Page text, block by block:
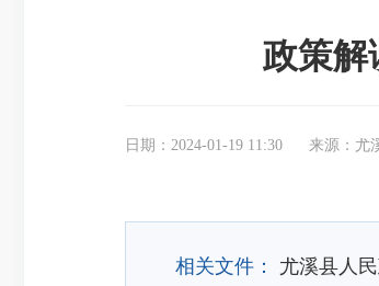
政策解
日期：2024-01-19 11:30 来源：尤
相关文件： 尤溪县人